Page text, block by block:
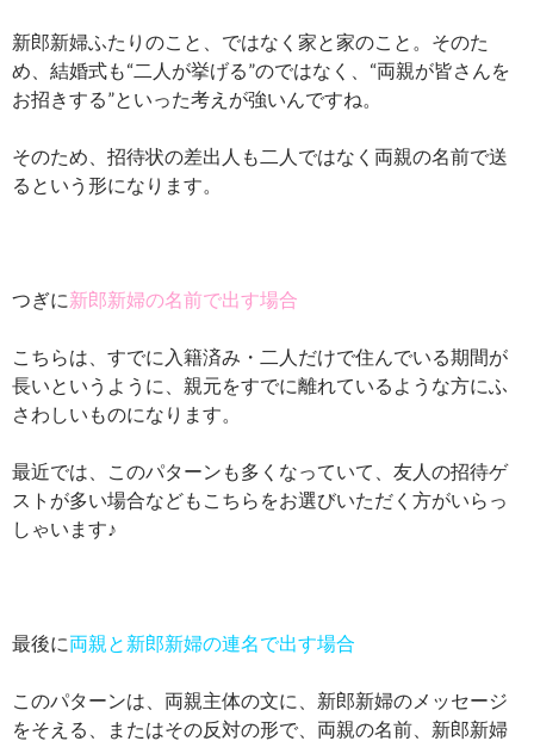
新郎新婦ふたりのこと、ではなく家と家のこと。そのた
め、結婚式も“二人が挙げる”のではなく、“両親が皆さんを
お招きする”といった考えが強いんですね。
そのため、招待状の差出人も二人ではなく両親の名前で送
るという形になります。
つぎに新郎新婦の名前で出す場合
こちらは、すでに入籍済み・二人だけで住んでいる期間が
長いというように、親元をすでに離れているような方にふ
さわしいものになります。
最近では、このパターンも多くなっていて、友人の招待ゲ
ストが多い場合などもこちらをお選びいただく方がいらっ
しゃいます♪
最後に両親と新郎新婦の連名で出す場合
このパターンは、両親主体の文に、新郎新婦のメッセージ
をそえる、またはその反対の形で、両親の名前、新郎新婦